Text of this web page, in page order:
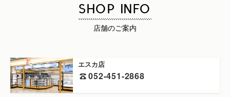
SHOP INFO
店舗のご案内
エスカ店
052-451-2868